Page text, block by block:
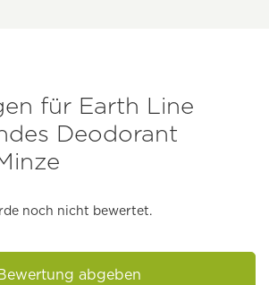
für Earth Line
Deodorant
noch nicht bewertet.
abgeben